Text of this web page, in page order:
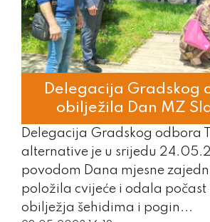
Delegacija Gradskog
obilježila Dan MZ
Delegacija Gradskog odbora
alternative je u srijedu
povodom Dana mjesne
položila cvijeće i odala počast
obilježja šehidima i pogin...